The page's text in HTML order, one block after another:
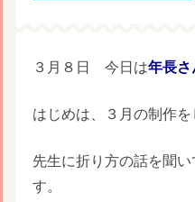
３月８日 今日は年長さ
はじめは、３月の制作を
先生に折り方の話を聞
す。